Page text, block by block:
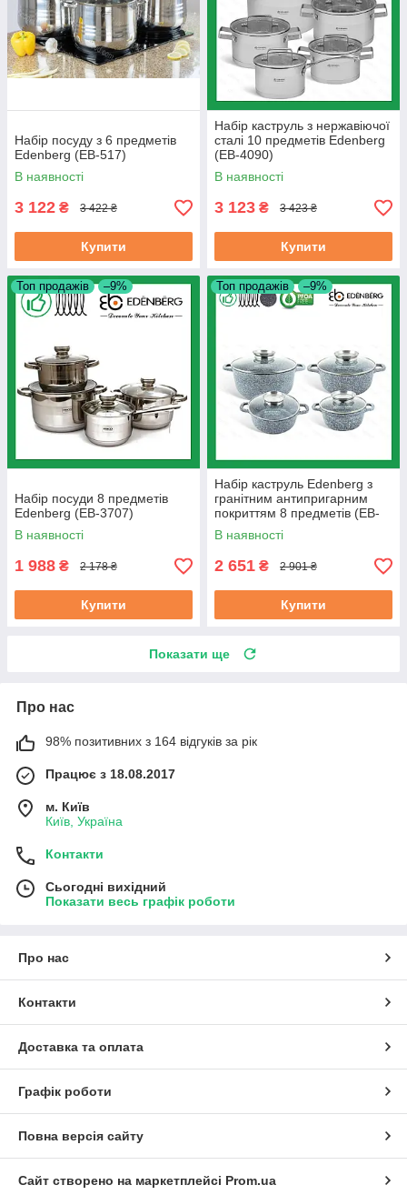
Набір посуду з 6 предметів
Edenberg (EB-517)
В наявності
3 122 ₴ 3 422 ₴
Купити
Набір каструль з нержавіючої
сталі 10 предметів Edenberg
(EB-4090)
В наявності
3 123 ₴ 3 423 ₴
Купити
Топ продажів –9%
Набір посуди 8 предметів
Edenberg (EB-3707)
В наявності
1 988 ₴ 2 178 ₴
Купити
Топ продажів –9%
Набір каструль Edenberg з
гранітним антипригарним
покриттям 8 предметів (EB-
8035)
В наявності
2 651 ₴ 2 901 ₴
Купити
Показати ще
Про нас
98% позитивних з 164 відгуків за рік
Працює з 18.08.2017
м. Київ
Київ, Україна
Контакти
Сьогодні вихідний
Показати весь графік роботи
Про нас
Контакти
Доставка та оплата
Графік роботи
Повна версія сайту
Сайт створено на маркетплейсі Prom.ua